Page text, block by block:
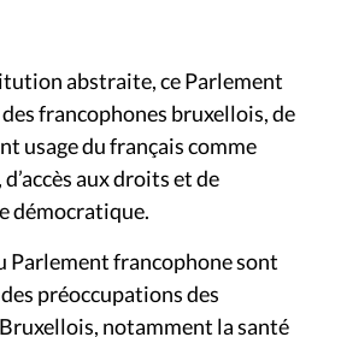
abstraite, ce Parlement
francophones bruxellois, de
usage du français comme
aux droits et de
démocratique.
Parlement francophone sont
préoccupations des
notamment la santé